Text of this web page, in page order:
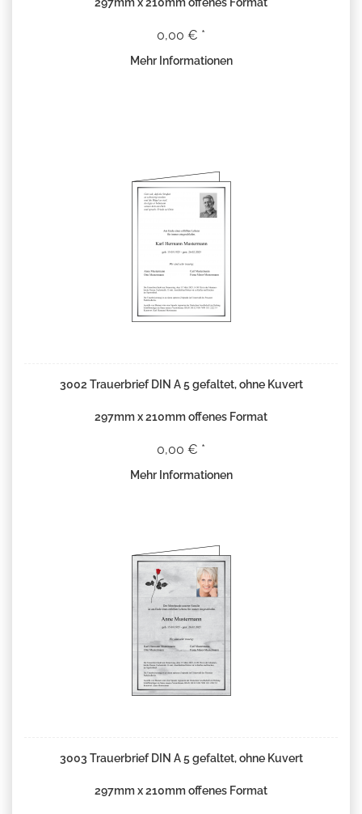
0,00 € *
Mehr Informationen
3002 Trauerbrief DIN A 5 gefaltet, ohne Kuvert
297mm x 210mm offenes Format
0,00 € *
Mehr Informationen
3003 Trauerbrief DIN A 5 gefaltet, ohne Kuvert
297mm x 210mm offenes Format